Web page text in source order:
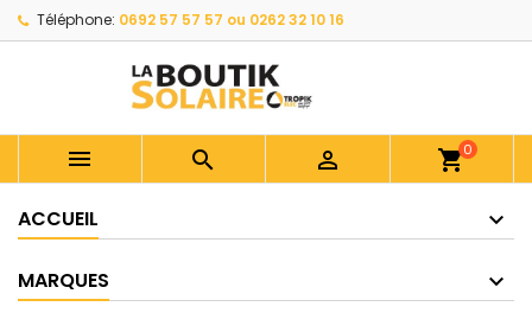
Téléphone: 0692 57 57 57 ou 0262 32 10 16
   shopping_cart0
ACCUEIL
MARQUES